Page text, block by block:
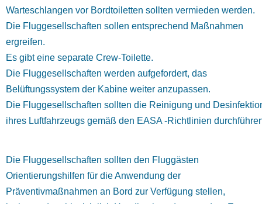
Warteschlangen vor Bordtoiletten sollten vermieden werden.
Die Fluggesellschaften sollen entsprechend Maßnahmen
ergreifen.
Es gibt eine separate Crew-Toilette.
Die Fluggesellschaften werden aufgefordert, das
Belüftungssystem der Kabine weiter anzupassen.
Die Fluggesellschaften sollten die Reinigung und
ihres Luftfahrzeugs gemäß den EASA -Richtlinien
Die Fluggesellschaften sollten den Fluggästen
Orientierungshilfen für die Anwendung der
Präventivmaßnahmen an Bord zur Verfügung stellen,